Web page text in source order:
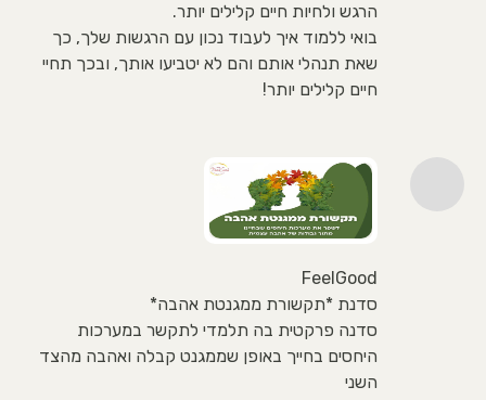
הרגש ולחיות חיים קלילים יותר.
בואי ללמוד איך לעבוד נכון עם הרגשות שלך, כך
שאת תנהלי אותם והם לא יטביעו אותך, ובכך תחיי
חיים קלילים יותר!
FeelGood
סדנת *תקשורת ממגנטת אהבה*
סדנה פרקטית בה תלמדי לתקשר במערכות
היחסים בחייך באופן שממגנט קבלה ואהבה מהצד
השני